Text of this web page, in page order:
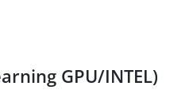
GPU/INTEL)